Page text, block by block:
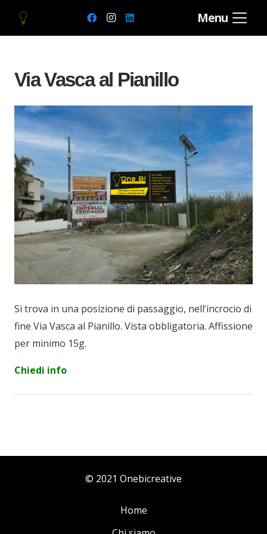
Menu
Via Vasca al Pianillo
Si trova in una posizione di passaggio, nell’incrocio di
fine Via Vasca al Pianillo. Vista obbligatoria. Affissione
per minimo 15g.
Chiedi info
© 2021 Onebicreative
Home